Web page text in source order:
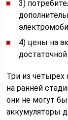
3)
4) цены на
Три из
на ранней
они не могут
аккумуляторы